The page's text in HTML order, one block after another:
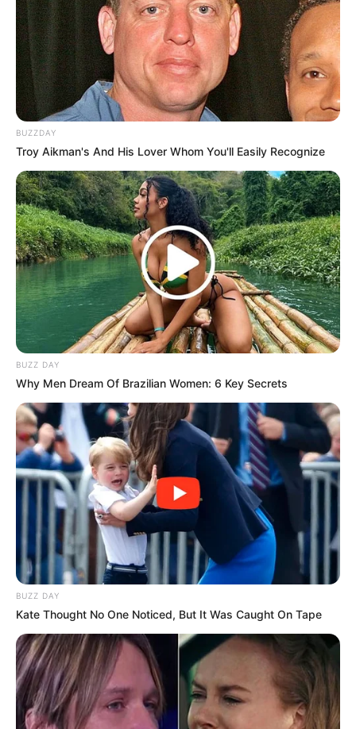
Nam Ki Ae memerankan Han Ae Shim
Song sang Eun memerankan Park Mi Hyun
Song Ok Sook memerankan Kim Hyung Ja
Park Ho San
Han Ji Sang
Park Ji Yun
Nah, tentunya semuanya udah tak sabar menyaksikan drama ini
bukan? Tentunya drama ini akan menghadirkan sentuhan menarik
komedi dengan beberapa misteri yang sulit terpecahkan. jangan
melewatkan penayangan perdana Catch The Ghost pada 21
Oktober 2019.
TAGS CATCH THE GHOST DRAMA KOREA PEMAIN PEMERAN
BUZZDAY
Troy Aikman's And His Lover Whom You'll Easily Recognize
BUZZ DAY
Why Men Dream Of Brazilian Women: 6 Key Secrets
BUZZ DAY
Kate Thought No One Noticed, But It Was Caught On Tape